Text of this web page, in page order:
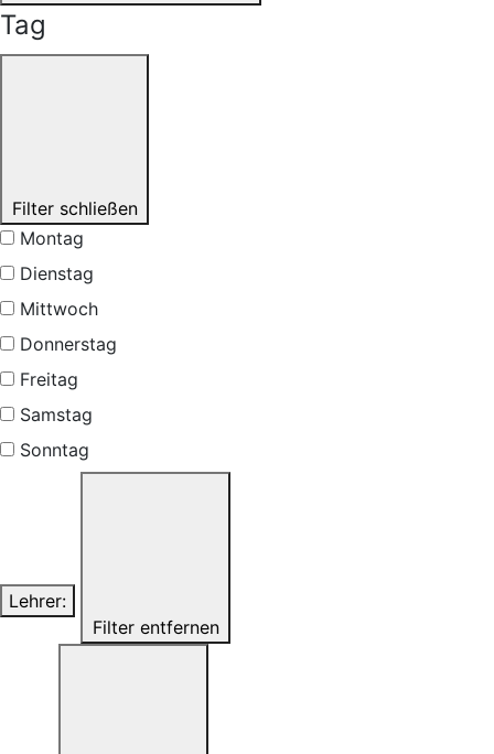
Tag
Filter schließen
Montag
Dienstag
Mittwoch
Donnerstag
Freitag
Samstag
Sonntag
Lehrer:
Filter entfernen